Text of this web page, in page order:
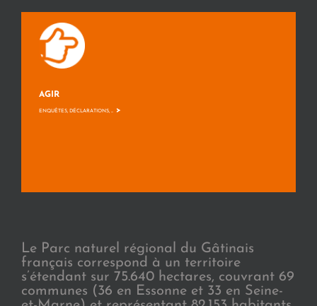
AGIR
ENQUÊTES, DÉCLARATIONS, ... >
Le Parc naturel régional du Gâtinais
français correspond à un territoire
s’étendant sur 75.640 hectares, couvrant 69
communes (36 en Essonne et 33 en Seine-